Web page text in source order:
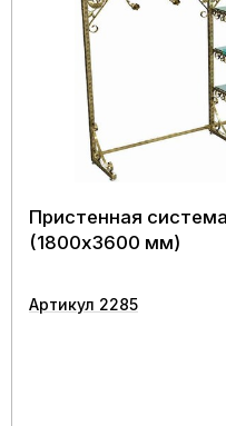
Пристенная
(1800х3600 мм)
Артикул 2285